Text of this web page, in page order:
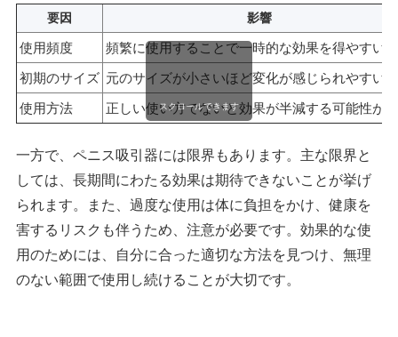
要因 影響
使用頻度
頻繁に使用することで一時的な効果を得やすい
初期のサイズ 元のサイズが小さいほど変化が感じられやすい
使用方法
正しい使い方でないと効果が半減する可能性が
スクロールできます
一方で、ペニス吸引器には限界もあります。主な限界と
しては、長期間にわたる効果は期待できないことが挙げ
られます。また、過度な使用は体に負担をかけ、健康を
害するリスクも伴うため、注意が必要です。効果的な使
用のためには、自分に合った適切な方法を見つけ、無理
のない範囲で使用し続けることが大切です。